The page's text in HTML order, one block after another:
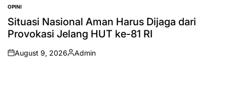
POSTED
IN
OPINI
Situasi Nasional Aman Harus Dijaga dari
Provokasi Jelang HUT ke-81 RI
on
August 9, 2026
Posted
Admin